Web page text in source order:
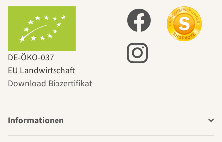
DE‑ÖKO‑037
EU Landwirtschaft
Download Biozertifikat
Informationen